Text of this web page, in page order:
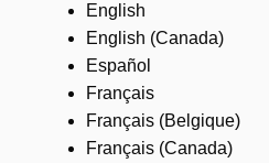
English
English (Canada)
Español
Français
Français (Belgique)
Français (Canada)